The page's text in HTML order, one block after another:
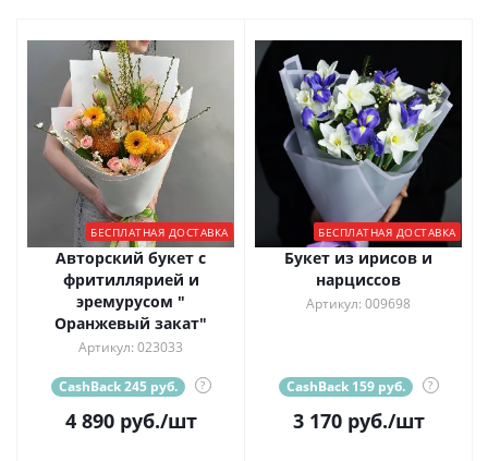
БЕСПЛАТНАЯ ДОСТАВКА
Авторский букет с
фритиллярией и
эремурусом "
Оранжевый закат"
Артикул: 023033
CashBack 245 руб. ?
4 890руб./шт
БЕСПЛАТНАЯ ДОСТАВКА
Букет из ирисов и
нарциссов
Артикул: 009698
CashBack 159 руб. ?
3 170руб./шт